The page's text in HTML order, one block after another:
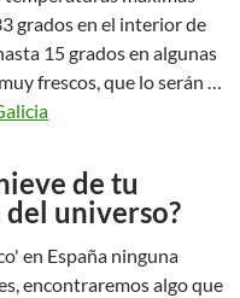
grados en el interior de
15 grados en algunas
frescos, que lo serán …
de tu
universo?
en España ninguna
encontraremos algo que